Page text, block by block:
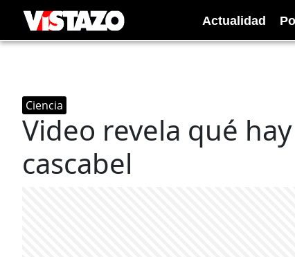
Actualidad
Ciencia
Video revela qué
cascabel